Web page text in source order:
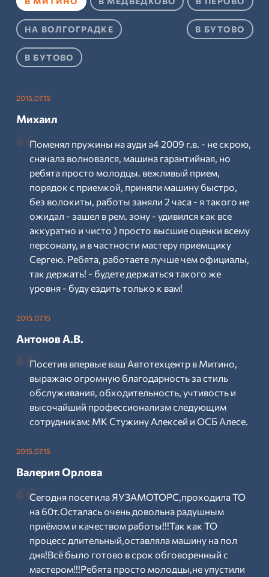
НА ВОЛГОГРАДКЕ В БУТОВО
В БУТОВО
2015.07.15
Михаил
Поменял пружины на ауди а4 2009 г.в. - не скрою,
сначала волновался, машина гарантийная, но
ребята просто молодцы. вежливый прием,
порядок с приемкой, приняли машину быстро,
без волокиты, работы заняли 2 часа - я такого не
ожидал - зашел в рем. зону - удивился как все
аккуратно и чисто ) просто высшие оценки всему
персоналу, и в частности мастеру приемщику
Сергею. Ребята, работаете лучше чем официалы,
так держать! - будете держаться такого же
уровня - буду ездить только к вам!
2015.07.15
Антонов А.В.
Посетив впервые ваш Автотехцентр в Митино,
выражаю огромную благодарность за стиль
обслуживания, обходительность, учтивость и
высочайший профессионализм следующим
сотрудникам: МК Стужину Алексей и ОСБ Алесе.
2015.07.15
Валерия Орлова
Сегодня посетила ЯУЗАМОТОРС,проходила ТО
на 60т.Осталась очень довольна радушным
приёмом и качеством работы!!!Так как ТО
процесс длительный,оставляла машину на пол
дня!Всё было готово в срок обговоренный с
мастером!!!Ребята просто молодцы,не упустили